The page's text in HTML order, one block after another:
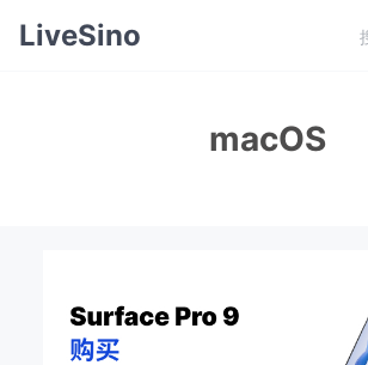
LiveSino
macOS